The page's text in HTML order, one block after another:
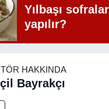
Yılbaşı
yapılır?
HAKKINDA
Bayrakçı